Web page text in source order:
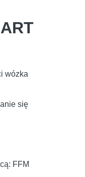
wózka
się
FFM